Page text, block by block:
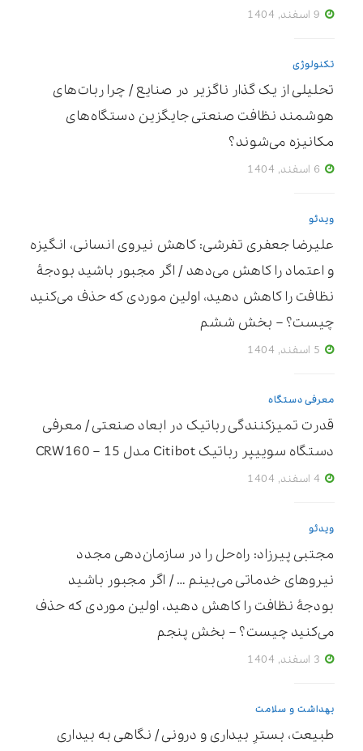
تکنولوژی
تحلیلی از یک گذار ناگزیر در صنایع / چرا ربات‌های
هوشمند نظافت صنعتی جایگزین دستگاه‌های
مکانیزه می‌شوند؟
ویدئو
علیرضا جعفری تفرشی: کاهش نیروی انسانی، انگیزه
و اعتماد را کاهش می‌دهد / اگر مجبور باشید بودجۀ
نظافت را کاهش دهید، اولین موردی که حذف می‌کنید
چیست؟ – بخش ششم
معرفی دستگاه
قدرت تمیزکنندگی رباتیک در ابعاد صنعتی / معرفی
دستگاه سوییپر رباتیک Citibot مدل CRW160 – 15
ویدئو
مجتبی پیرزاد: راه‌حل را در سازمان‌دهی مجدد
نیروهای خدماتی می‌بینم … / اگر مجبور باشید
بودجۀ نظافت را کاهش دهید، اولین موردی که حذف
می‌کنید چیست؟ – بخش پنجم
بهداشت و سلامت
طبیعت، بسترِ بیداری و درونی / نگاهی به بیداری